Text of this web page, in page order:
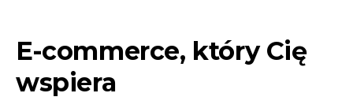
E-commerce, który Cię
wspiera